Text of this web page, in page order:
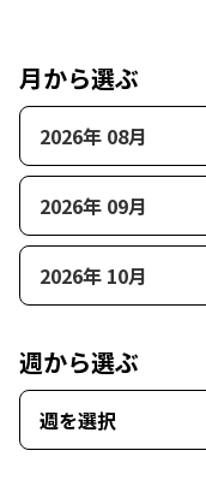
月から選ぶ
2026年 08月
2026年 09月
2026年 10月
週から選ぶ
週を選択